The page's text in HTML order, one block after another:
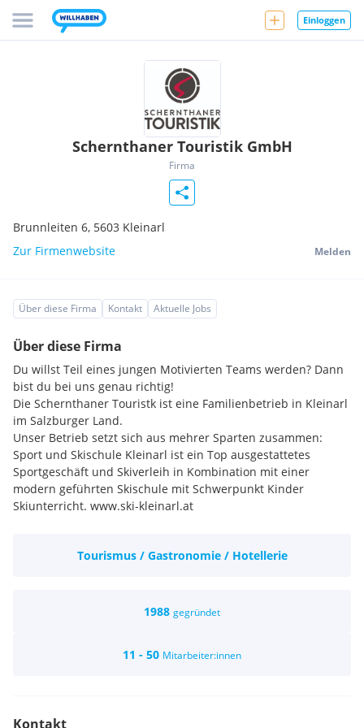
Einloggen
Schernthaner Touristik GmbH
Firma
Brunnleiten 6, 5603 Kleinarl
Zur Firmenwebsite
Melden
Über diese Firma Kontakt Aktuelle Jobs
Über diese Firma
Du willst Teil eines jungen Motivierten Teams werden? Dann
bist du bei uns genau richtig!
Die Schernthaner Touristk ist eine Familienbetrieb in Kleinarl
im Salzburger Land.
Unser Betrieb setzt sich aus mehrer Sparten zusammen:
Sport und Skischule Kleinarl ist ein Top ausgestattetes
Sportgeschäft und Skiverleih in Kombination mit einer
modern geführten Skischule mit Schwerpunkt Kinder
Skiunterricht. www.ski-kleinarl.at
motivierten Teams werden wollen und Hotellerie und
Möchtest dort arbeiten wo andere Urlaub machen? Dann
Tourismus / Gastronomie / Hotellerie
1988 gegründet
11 - 50 Mitarbeiter:innen
Kontakt